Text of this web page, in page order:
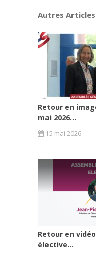
Autres Articles
Retour en
mai 2026...
15 mai 2026
Retour en
élective...